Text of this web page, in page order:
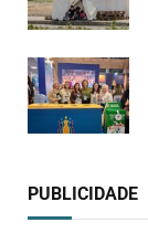
PUBLICIDADE